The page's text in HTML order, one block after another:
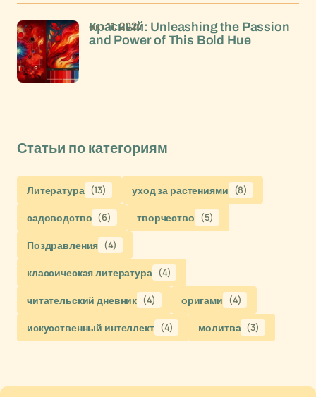
Красный: Unleashing the Passion
and Power of This Bold Hue
окт 11, 2024
Статьи по категориям
Литература (13) уход за растениями (8)
садоводство (6) творчество (5)
Поздравления (4)
классическая литература (4)
читательский дневник (4) оригами (4)
искусственный интеллект (4) молитва (3)